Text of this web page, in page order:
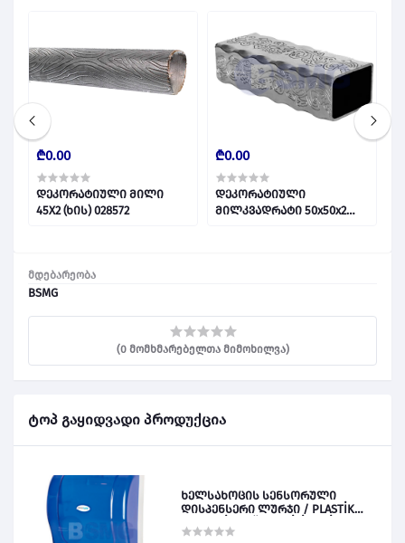
მდებარეობა
BSMG
(0 მომხმარებელთა მიმოხილვა)
ტოპ გაყიდვადი პროდუქცია
ხელსახოცის სენსორული
დისპენსერი ლურჯი / PLASTİK
₾0.00
დეკორატიული მილი
45X2 (ხის) 028572
₾0.00
დეკორატიული
მილკვადრატი 50x50x2